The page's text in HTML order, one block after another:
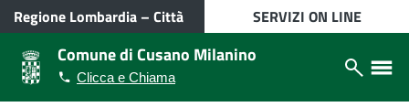
VAI AL CONTENUTO PRINCIPALE
Regione Lombardia – Città
metropolitana di Milano
SERVIZI ON LINE
Comune di Cusano Milanino
Clicca e Chiama
Apri/
Apri/chiudi
ricerca